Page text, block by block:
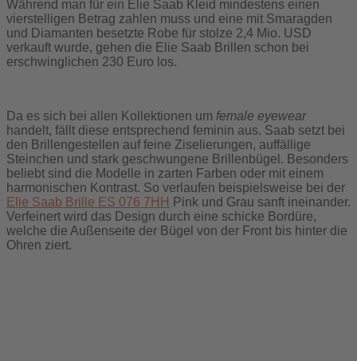
Während man für ein Elie Saab Kleid mindestens einen
vierstelligen Betrag zahlen muss und eine mit Smaragden
und Diamanten besetzte Robe für stolze 2,4 Mio. USD
verkauft wurde, gehen die Elie Saab Brillen schon bei
erschwinglichen 230 Euro los.
Da es sich bei allen Kollektionen um female eyewear
handelt, fällt diese entsprechend feminin aus. Saab setzt bei
den Brillengestellen auf feine Ziselierungen, auffällige
Steinchen und stark geschwungene Brillenbügel. Besonders
beliebt sind die Modelle in zarten Farben oder mit einem
harmonischen Kontrast. So verlaufen beispielsweise bei der
Elie Saab Brille ES 076 7HH Pink und Grau sanft ineinander.
Verfeinert wird das Design durch eine schicke Bordüre,
welche die Außenseite der Bügel von der Front bis hinter die
Ohren ziert.